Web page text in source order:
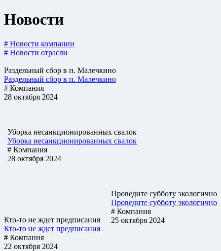
Новости
# Новости компании
# Новости отрасли
Раздельный сбор в п. Малечкино
Раздельный сбор в п. Малечкино
# Компания
28 октября 2024
Уборка несанкционированных свалок
Уборка несанкционированных свалок
# Компания
28 октября 2024
Проведите субботу экологично
Проведите субботу экологично
# Компания
25 октября 2024
Кто-то не ждет предписания
Кто-то не ждет предписания
# Компания
22 октября 2024